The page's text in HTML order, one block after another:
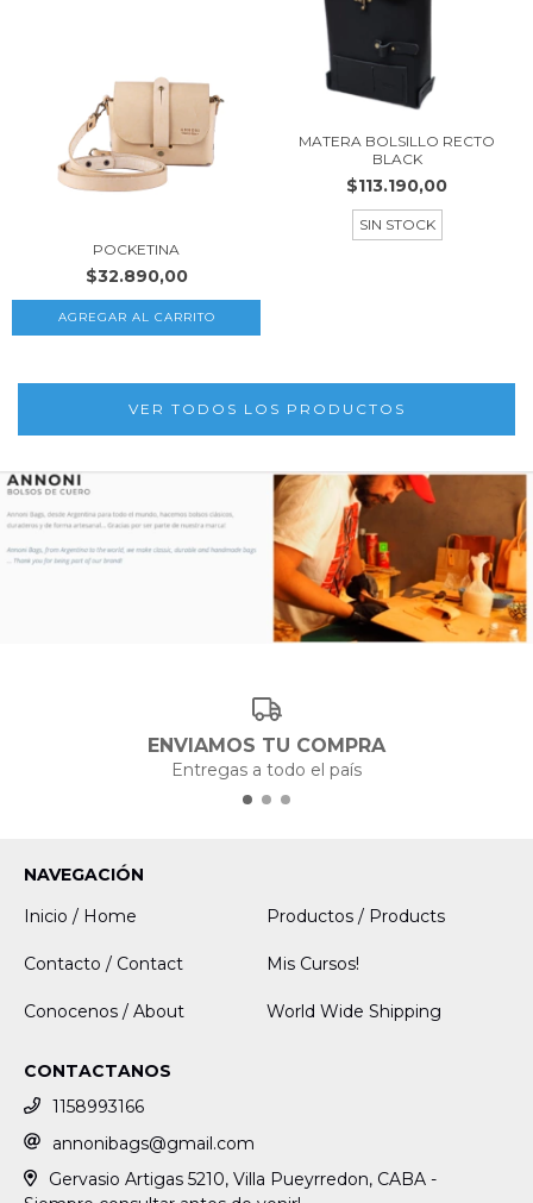
POCKETINA
$32.890,00
MATERA BOLSILLO RECTO
BLACK
$113.190,00
SIN STOCK
VER TODOS LOS PRODUCTOS
ENVIAMOS TU COMPRA
Entregas a todo el país
NAVEGACIÓN
Inicio / Home
Productos / Products
Contacto / Contact Mis Cursos!
Conocenos / About World Wide Shipping
CONTACTANOS
1158993166
annonibags@gmail.com
Gervasio Artigas 5210, Villa Pueyrredon, CABA -